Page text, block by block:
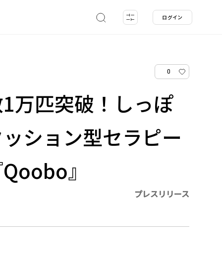
ログイン
0
万匹突破！しっぽ
ション型セラピー
』
プレスリリース